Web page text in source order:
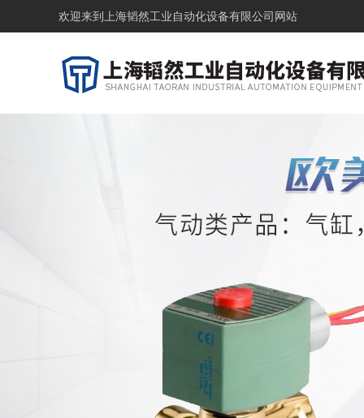
欢迎来到 上海韬然工业自动化设备有限公司网站